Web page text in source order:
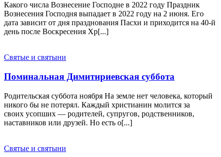
Какого числа Вознесение Господне в 2022 году Праздник
Вознесения Господня выпадает в 2022 году на 2 июня. Его
дата зависит от дня празднования Пасхи и приходится на 40-й
день после Воскресения Хр[...]
Святые и святыни
Поминальная Димитириевская суббота
Родительская суббота ноября На земле нет человека, который
никого бы не потерял. Каждый христианин молится за
своих усопших — родителей, супругов, родственников,
наставников или друзей. Но есть о[...]
Святые и святыни